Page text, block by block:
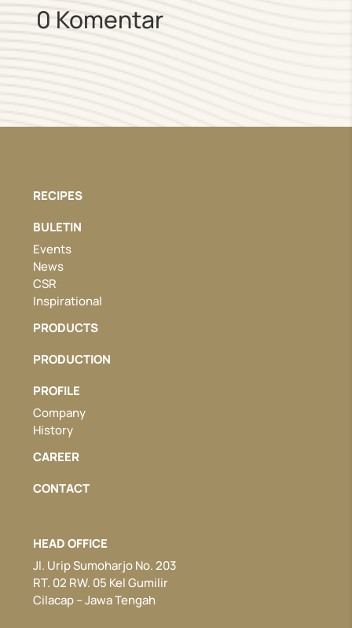
0 Komentar
RECIPES
BULETIN
Events
News
CSR
Inspirational
PRODUCTS
PRODUCTION
PROFILE
Company
History
CAREER
CONTACT
HEAD OFFICE
Jl. Urip Sumoharjo No. 203
RT. 02 RW. 05 Kel Gumilir
Cilacap – Jawa Tengah